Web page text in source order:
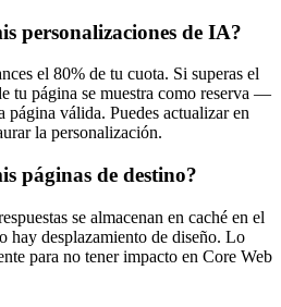
personalizaciones de IA?
el 80% de tu cuota. Si superas el
tu página se muestra como reserva —
página válida. Puedes actualizar en
la personalización.
páginas de destino?
se almacenan en caché en el
hay desplazamiento de diseño. Lo
para no tener impacto en Core Web